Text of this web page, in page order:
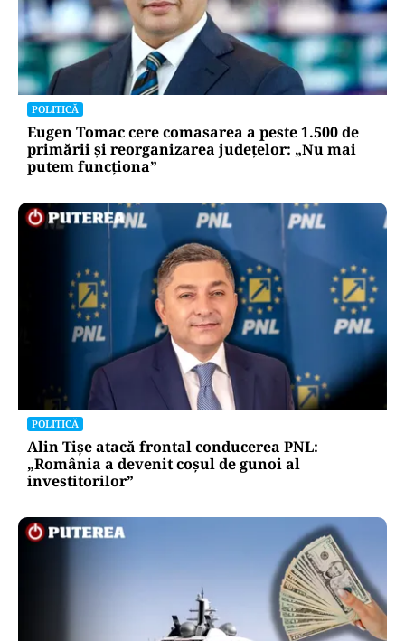
LIFESTYLE
Alina Pușcău, ajunge pe masa de operație:
„UCLA încearcă să-mi salveze viața”
Eugen Tomac cere comasarea a peste 1.500 de
primării și reorganizarea județelor: „Nu mai
putem funcționa”